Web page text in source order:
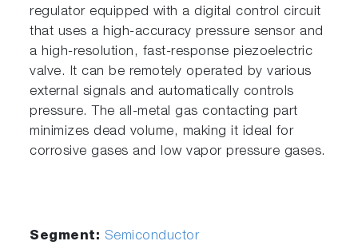
regulator equipped with a digital control circuit
that uses a high-accuracy pressure sensor and
a high-resolution, fast-response piezoelectric
valve. It can be remotely operated by various
external signals and automatically controls
pressure. The all-metal gas contacting part
minimizes dead volume, making it ideal for
corrosive gases and low vapor pressure gases.
Segment: Semiconductor